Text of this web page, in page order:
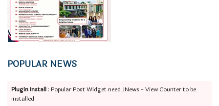
POPULAR NEWS
Plugin Install : Popular Post Widget need JNews - View Counter to be
installed